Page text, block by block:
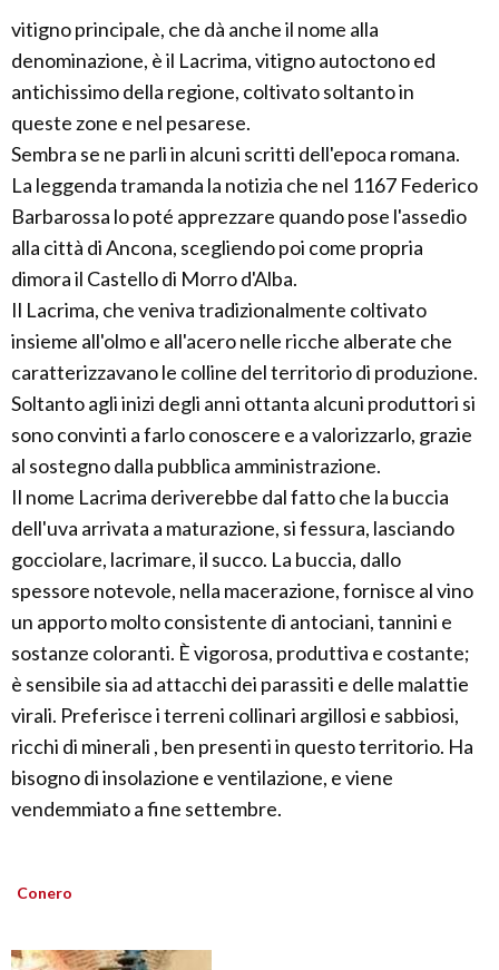
vitigno principale, che dà anche il nome alla
denominazione, è il Lacrima, vitigno autoctono ed
antichissimo della regione, coltivato soltanto in
queste zone e nel pesarese.
Sembra se ne parli in alcuni scritti dell'epoca romana.
La leggenda tramanda la notizia che nel 1167 Federico
Barbarossa lo poté apprezzare quando pose l'assedio
alla città di Ancona, scegliendo poi come propria
dimora il Castello di Morro d'Alba.
Il Lacrima, che veniva tradizionalmente coltivato
insieme all'olmo e all'acero nelle ricche alberate che
caratterizzavano le colline del territorio di produzione.
Soltanto agli inizi degli anni ottanta alcuni produttori si
sono convinti a farlo conoscere e a valorizzarlo, grazie
al sostegno dalla pubblica amministrazione.
Il nome Lacrima deriverebbe dal fatto che la buccia
dell'uva arrivata a maturazione, si fessura, lasciando
gocciolare, lacrimare, il succo. La buccia, dallo
spessore notevole, nella macerazione, fornisce al vino
un apporto molto consistente di antociani, tannini e
sostanze coloranti. È vigorosa, produttiva e costante;
è sensibile sia ad attacchi dei parassiti e delle malattie
virali. Preferisce i terreni collinari argillosi e sabbiosi,
ricchi di minerali , ben presenti in questo territorio. Ha
bisogno di insolazione e ventilazione, e viene
vendemmiato a fine settembre.
Conero